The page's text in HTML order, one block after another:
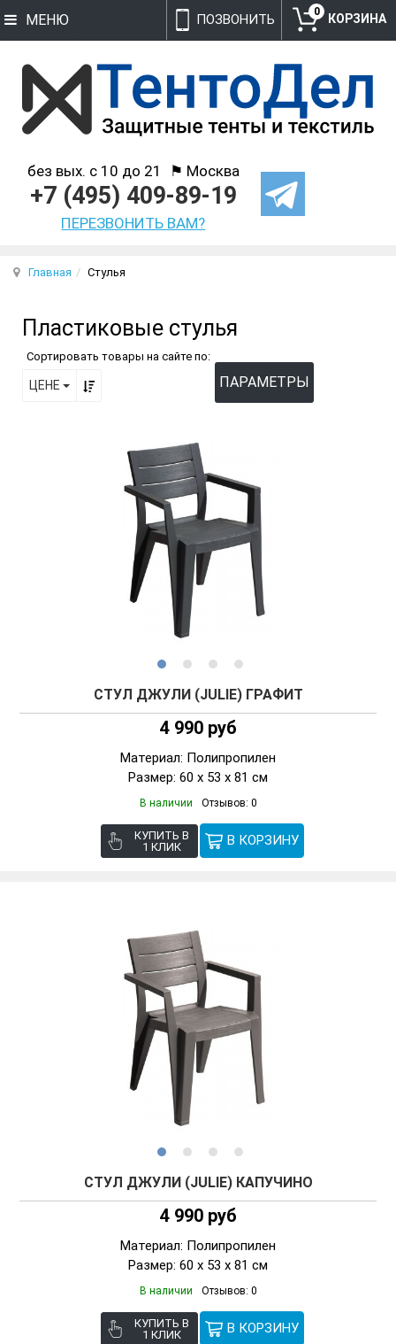
ПОЗВОНИТЬ
без вых. с 10 до 21 ⚑ Москва
+7 (495) 409-89-19
ПЕРЕЗВОНИТЬ ВАМ?
0
МЕНЮ
Главная Стулья
Пластиковые стулья
Сортировать товары на сайте по:
ЦЕНЕ ПАРАМЕТРЫ
СТУЛ ДЖУЛИ (JULIE) ГРАФИТ
4 990 руб
Материал: Полипропилен
Размер: 60 x 53 x 81 см
В наличии Отзывов: 0
КУПИТЬ В
1 КЛИК
СТУЛ ДЖУЛИ (JULIE) КАПУЧИНО
4 990 руб
Материал: Полипропилен
Размер: 60 x 53 x 81 см
В наличии Отзывов: 0
КУПИТЬ В
1 КЛИК